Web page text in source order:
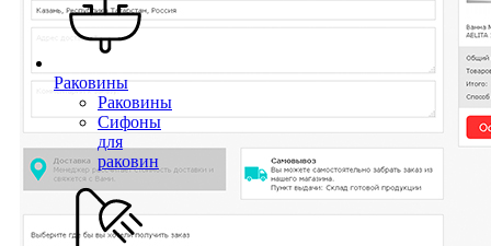
Раковины
Раковины
Сифоны
для
раковин